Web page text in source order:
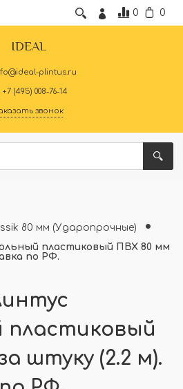
0 0
IDEAL
plintus.ru
+7 (495) 008-76-14
звонок
80 мм (Ударопрочные)
пластиковый ПВХ 80 мм
по РФ.
пластиковый
штуку (2.2 м).